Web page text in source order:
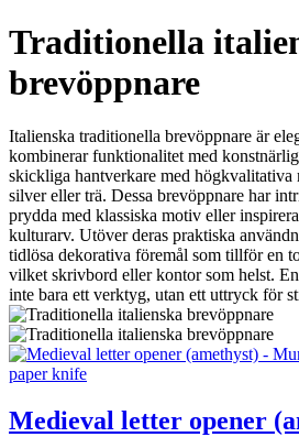
Traditionella
brevöppnare
Italienska traditionella brevöppnare är
kombinerar funktionalitet med
skickliga hantverkare med högkvalitativa
silver eller trä. Dessa brevöppnare har
prydda med klassiska motiv eller
kulturarv. Utöver deras praktiska
tidlösa dekorativa föremål som tillför en
vilket skrivbord eller kontor som helst.
inte bara ett verktyg, utan ett uttryck för
Medieval letter opener